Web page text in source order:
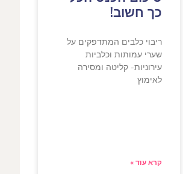
כך חשוב!
ריבוי כלבים המתדפקים על
שערי עמותות וכלביות
עירוניות- קליטה ומסירה
לאימוץ
קרא עוד »